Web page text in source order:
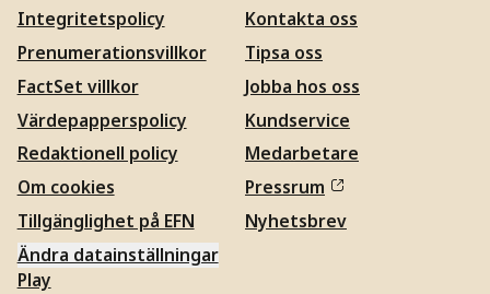
Integritetspolicy
Prenumerationsvillkor
FactSet villkor
Värdepapperspolicy
Redaktionell policy
Om cookies
Tillgänglighet på EFN
Ändra datainställningar
Kontakta oss
Tipsa oss
Jobba hos oss
Kundservice
Medarbetare
Pressrum
Nyhetsbrev
Play